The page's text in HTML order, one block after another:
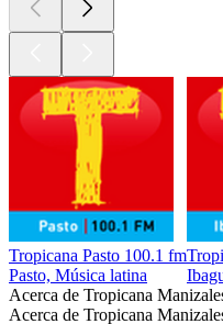
Tropicana Pasto 100.1 fm
Pasto, Música latina
Acerca de Tropicana
Acerca de Tropicana